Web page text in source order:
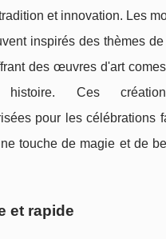
et innovation. Les
inspirés des thèmes
des œuvres d'art
histoire. Ces
pour les célébrations
touche de magie et de
et rapide